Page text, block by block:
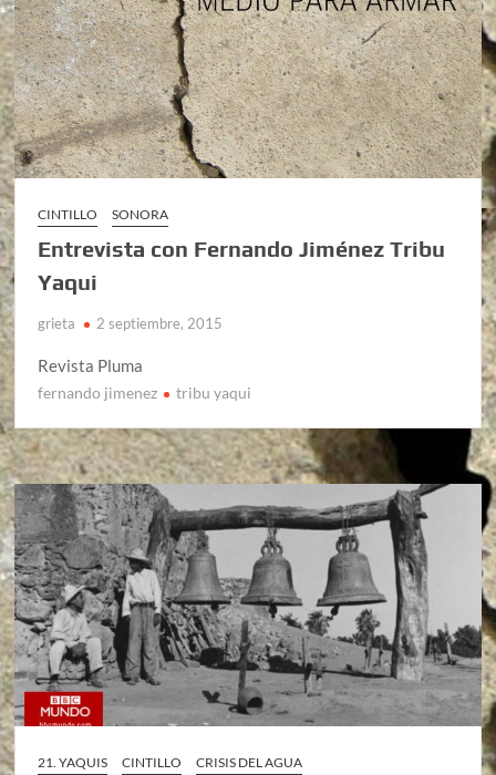
CINTILLO SONORA
Entrevista con Fernando Jiménez Tribu
Yaqui
grieta 2 septiembre, 2015
Revista Pluma
fernando jimenez tribu yaqui
21. YAQUIS CINTILLO CRISIS DEL AGUA